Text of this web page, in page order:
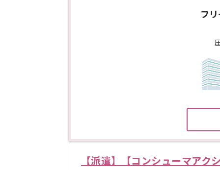
フ
【派遣】【コンシューマアク